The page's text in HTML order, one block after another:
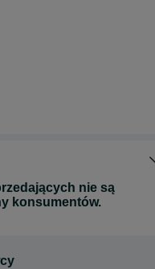
nie są
konsumentów.